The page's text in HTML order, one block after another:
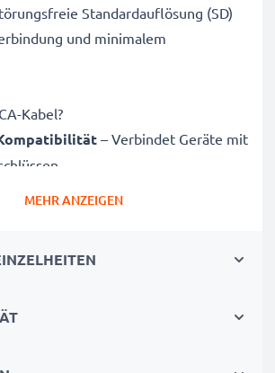
Standardauflösung (SD)
und minimalem
Kabel?
– Verbindet Geräte mit
dauerhafte Leistung
mit Nikon D5000, Coolpix
MEHR ANZEIGEN